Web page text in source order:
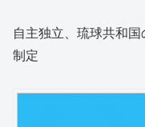
自主独立、琉球共和
制定